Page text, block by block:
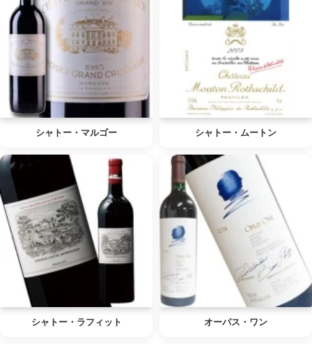
シャトー・マルゴー シャトー・ムートン
シャトー・ラフィット オーパス・ワン